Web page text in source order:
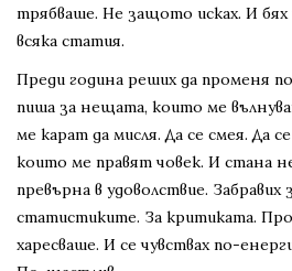
трябваше. Не защото исках. И
всяка статия.
Преди година реших да променя
пиша за нещата, които ме
ме карат да мисля. Да се смея. Да
които ме правят човек. И стана
превърна в удоволствие. Забравих
статистиките. За критиката.
харесваше. И се чувствах по-